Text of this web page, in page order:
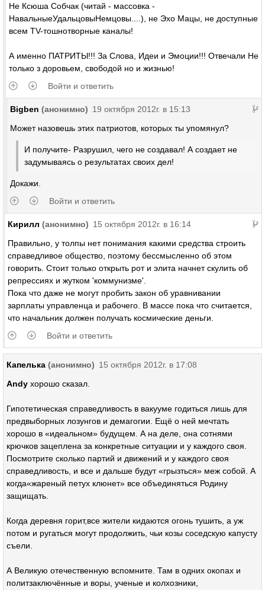
Не Ксюша Собчак (читай - массовка -
НавальныеУдальцовыНемцовы....), не Эхо Мацы, не доступные
всем TV-тошнотворные каналы!
А именно ПАТРИТЫ!!! За Слова, Идеи и Эмоции!!! Отвечали Не
только з доровьем, свободой но и жизнью!
Войти и ответить
Bigben (анонимно) 19 октября 2012г. в 15:13
Может назовешь этих патриотов, которых ты упомянул?
И получите- Разрушил, чего не создавал! А создает не
задумываясь о результатах своих дел!
Докажи.
Войти и ответить
Кирилл (анонимно) 15 октября 2012г. в 16:14
Правильно, у толпы нет понимания какими средства строить
справедливое общество, поэтому бессмысленно об этом
говорить. Стоит только открыть рот и элита начнет скулить об
репрессиях и жутком 'коммунизме'.
Пока что даже не могут пробить закон об уравнивании
зарплаты управленца и рабочего. В массе пока что считается,
что начальник должен получать космические деньги.
Войти и ответить
Капелька (анонимно) 15 октября 2012г. в 17:08
Andy хорошо сказал.
Гипотетическая справедливость в вакууме годиться лишь для
предвыборных лозунгов и демагогии. Ещё о ней мечтать
хорошо в «идеальном» будущем. А на деле, она сотнями
крючков зацеплена за конкретные ситуации и у каждого своя.
Посмотрите сколько партий и движений и у каждого своя
справедливость, и все и дальше будут «грызться» меж собой. А
когда«жареный петух клюнет» все объединяться Родину
защищать.
Когда деревня горит,все жители кидаются огонь тушить, а уж
потом и ругаться могут продолжить, чьи козы соседскую капусту
съели.
А Великую отечественную вспомните. Там в одних окопах и
политзаключённые и воры, ученые и колхозники,